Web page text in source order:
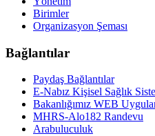
Birimler
Organizasyon Şeması
Bağlantılar
Paydaş Bağlantılar
E-Nabız Kişisel Sağlık
Bakanlığımız WEB
MHRS-Alo182 Randevu
Arabuluculuk